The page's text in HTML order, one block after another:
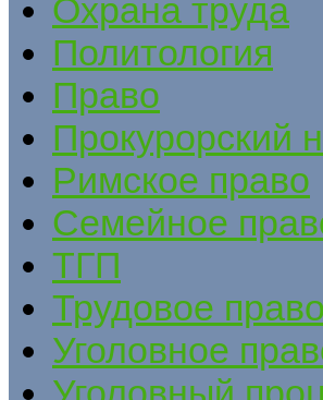
Охрана труда
Политология
Право
Прокурорский
Римское право
Семейное
ТГП
Трудовое право
Уголовное